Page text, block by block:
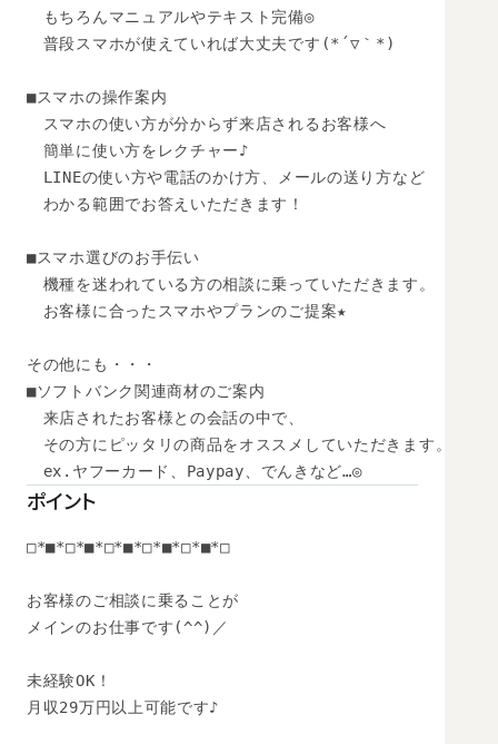
もちろんマニュアルやテキスト完備◎
普段スマホが使えていれば大丈夫です(*´▽｀*)
■スマホの操作案内
スマホの使い方が分からず来店されるお客様へ
簡単に使い方をレクチャー♪
LINEの使い方や電話のかけ方、メールの送り方など
わかる範囲でお答えいただきます！
■スマホ選びのお手伝い
機種を迷われている方の相談に乗っていただきます。
お客様に合ったスマホやプランのご提案★
その他にも・・・
■ソフトバンク関連商材のご案内
来店されたお客様との会話の中で、
その方にピッタリの商品をオススメしていただきます。
ex.ヤフーカード、Paypay、でんきなど…◎
ポイント
□*■*□*■*□*■*□*■*□*■*□
お客様のご相談に乗ることが
メインのお仕事です(^^)／
未経験OK！
月収29万円以上可能です♪